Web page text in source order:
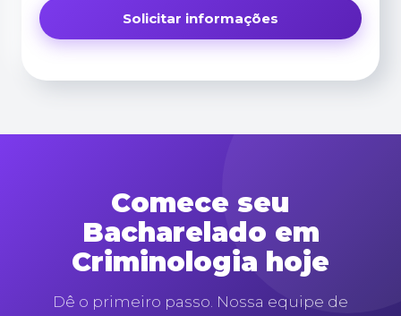
Comece seu
Bacharelado em
Criminologia hoje
Dê o primeiro passo. Nossa equipe de